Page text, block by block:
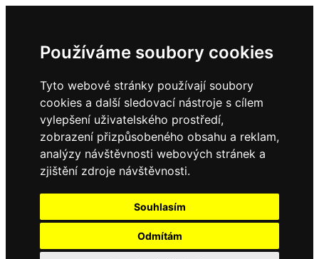
Používáme soubory cookies
Tyto webové stránky používají soubory
cookies a další sledovací nástroje s cílem
vylepšení uživatelského prostředí,
zobrazení přizpůsobeného obsahu a reklam,
analýzy návštěvnosti webových stránek a
zjištění zdroje návštěvnosti.
Souhlasím
Odmítám